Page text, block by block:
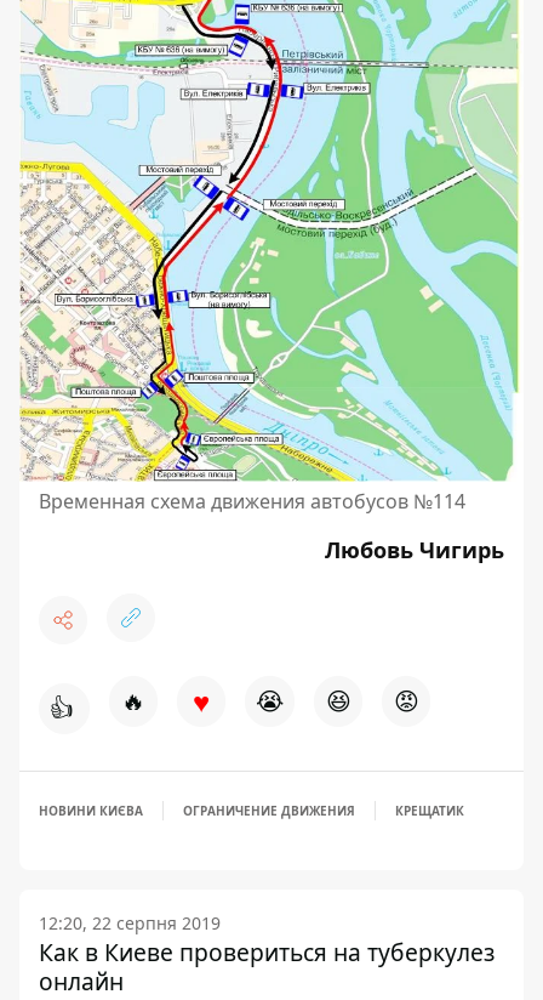
Временная схема движения автобусов №114
Любовь Чигирь
👍 🔥 ♥ 😭 😆 😡
НОВИНИ КИЄВА ОГРАНИЧЕНИЕ ДВИЖЕНИЯ КРЕЩАТИК
12:20, 22 серпня 2019
Как в Киеве провериться на туберкулез
онлайн